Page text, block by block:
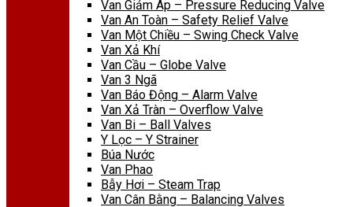
Van Giảm Áp – Pressure Reducing Valve
Van An Toàn – Safety Relief Valve
Van Một Chiều – Swing Check Valve
Van Xả Khí
Van Cầu – Globe Valve
Van 3 Ngã
Van Báo Động – Alarm Valve
Van Xả Tràn – Overflow Valve
Van Bi – Ball Valves
Y Lọc – Y Strainer
Búa Nước
Van Phao
Bẫy Hơi – Steam Trap
Van Cân Bằng – Balancing Valves